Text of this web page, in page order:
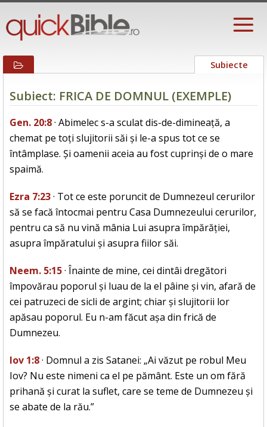
Subiecte
Subiect: FRICA DE DOMNUL (EXEMPLE)
Gen. 20:8· Abimelec s-a sculat dis-de-dimineață, a
chemat pe toți slujitorii săi și le-a spus tot ce se
întâmplase. Și oamenii aceia au fost cuprinși de o mare
spaimă.
Ezra 7:23· Tot ce este poruncit de Dumnezeul cerurilor
să se facă întocmai pentru Casa Dumnezeului cerurilor,
pentru ca să nu vină mânia Lui asupra împărăției,
asupra împăratului și asupra fiilor săi.
Neem. 5:15· Înainte de mine, cei dintâi dregători
împovărau poporul și luau de la el pâine și vin, afară de
cei patruzeci de sicli de argint; chiar și slujitorii lor
apăsau poporul. Eu n-am făcut așa din frică de
Dumnezeu.
Iov 1:8· Domnul a zis Satanei: „Ai văzut pe robul Meu
Iov? Nu este nimeni ca el pe pământ. Este un om fără
prihană și curat la suflet, care se teme de Dumnezeu și
se abate de la rău.”